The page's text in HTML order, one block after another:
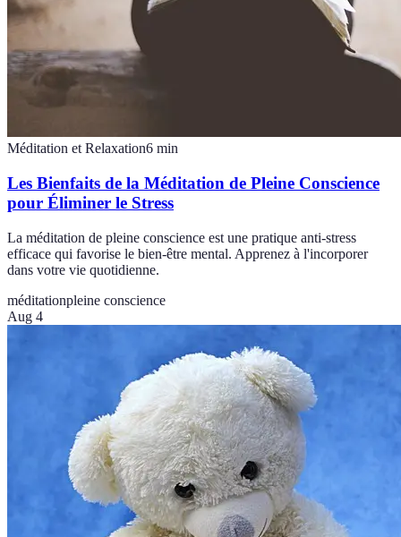
Méditation et Relaxation6 min
Les Bienfaits de la Méditation de Pleine Conscience
pour Éliminer le Stress
La méditation de pleine conscience est une pratique anti-stress
efficace qui favorise le bien-être mental. Apprenez à l'incorporer
dans votre vie quotidienne.
méditationpleine conscience
Aug 4